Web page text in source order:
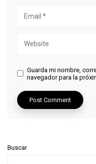
Guarda mi nombre,
navegador para la
Buscar